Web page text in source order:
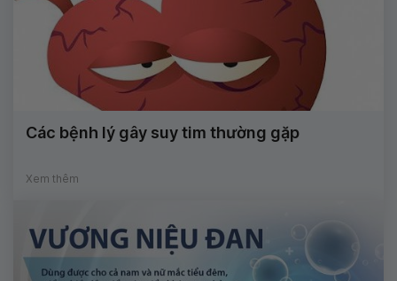
Các bệnh lý gây suy tim thường gặp
Xem thêm